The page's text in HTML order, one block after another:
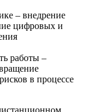
– внедрение
цифровых и
работы –
в процессе